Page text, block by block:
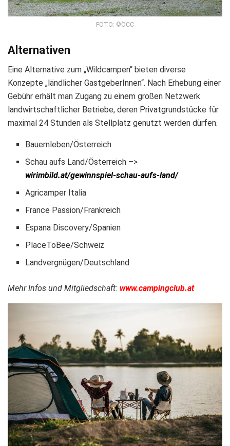
FOTO: ©ÖCC
Alternativen
Eine Alternative zum „Wildcampen“ bieten diverse
Konzepte „ländlicher GastgeberInnen“. Nach Erhebung einer
Gebühr erhält man Zugang zu einem großen Netzwerk
landwirtschaftlicher Betriebe, deren Privatgrundstücke für
maximal 24 Stunden als Stellplatz genutzt werden dürfen.
Bauernleben/Österreich
Schau aufs Land/Österreich –>
wirimbild.at/gewinnspiel-schau-aufs-land/
Agricamper Italia
France Passion/Frankreich
Espana Discovery/Spanien
PlaceToBee/Schweiz
Landvergnügen/Deutschland
Mehr Infos und Mitgliedschaft: www.campingclub.at